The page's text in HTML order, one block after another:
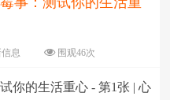
息 围观46次